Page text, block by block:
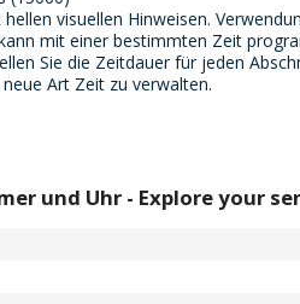
visuellen Hinweisen.
mit einer bestimmten Zeit
Sie die Zeitdauer für jeden
Art Zeit zu verwalten.
und Uhr - Explore your